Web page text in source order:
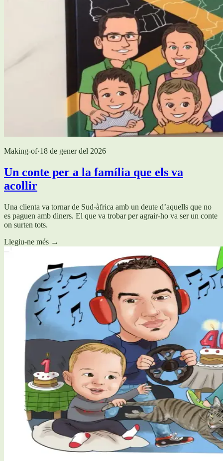
Making-of·18 de gener del 2026
Un conte per a la família que els va
acollir
Una clienta va tornar de Sud-àfrica amb un deute d’aquells que no
es paguen amb diners. El que va trobar per agrair-ho va ser un conte
on surten tots.
Llegiu-ne més →